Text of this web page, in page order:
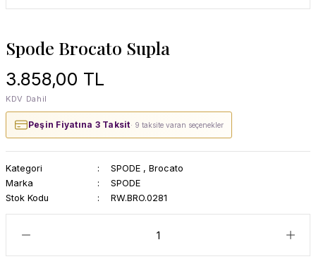
Spode Brocato Supla
3.858,00 TL
KDV Dahil
Peşin Fiyatına 3 Taksit· 9 taksite varan seçenekler
Kategori SPODE , Brocato
Marka
SPODE
Stok Kodu
RW.BRO.0281